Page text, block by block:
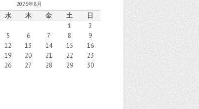
2026年8月
水 木 金 土
日
1
2
5 6 7 8
9
12 13 14 15
16
19 20 21 22
23
26 27 28 29
30